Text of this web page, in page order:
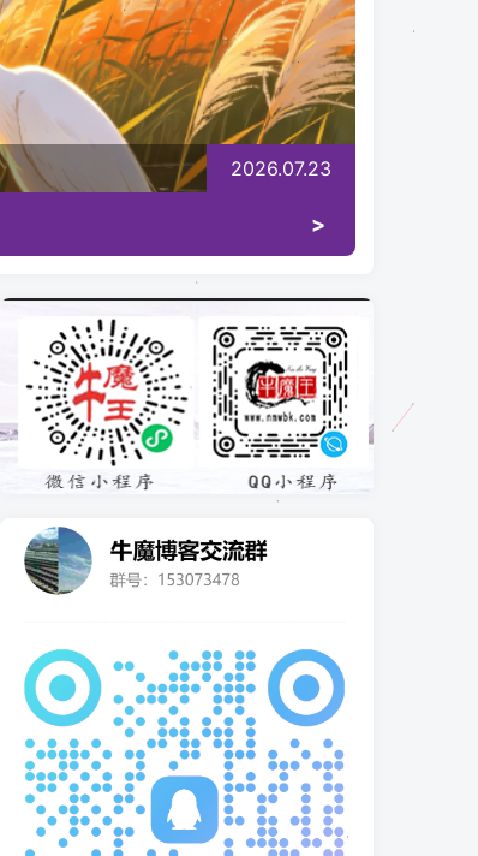
2026.07.23
>